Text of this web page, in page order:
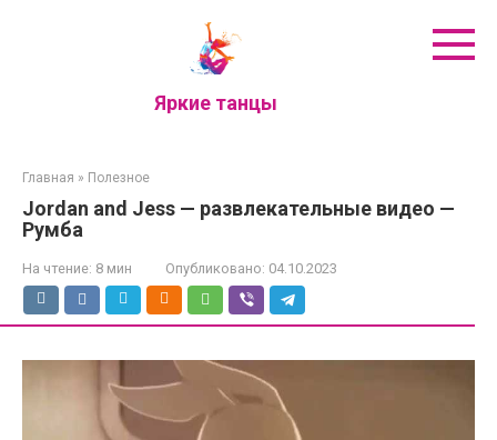
Яркие танцы
Главная » Полезное
Jordan and Jess — развлекательные видео —
Румба
На чтение: 8 мин Опубликовано: 04.10.2023